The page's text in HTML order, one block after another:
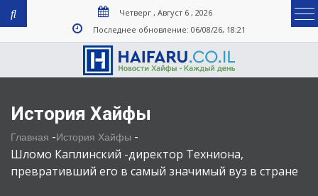
Четверг , Август 6 , 2026
Последнее обновление: 06/08/26, 18:21
История Хайфы
Главная -История Хайфы -
Шломо Каплинский -директор Техниона,
превративший его в самый значимый вуз в стране